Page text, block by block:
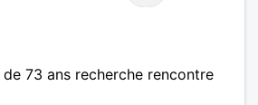
73 ans recherche rencontre